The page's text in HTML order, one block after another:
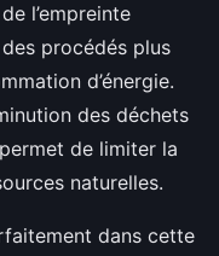
l’empreinte
procédés plus
d’énergie.
des déchets
de limiter la
naturelles.
dans cette